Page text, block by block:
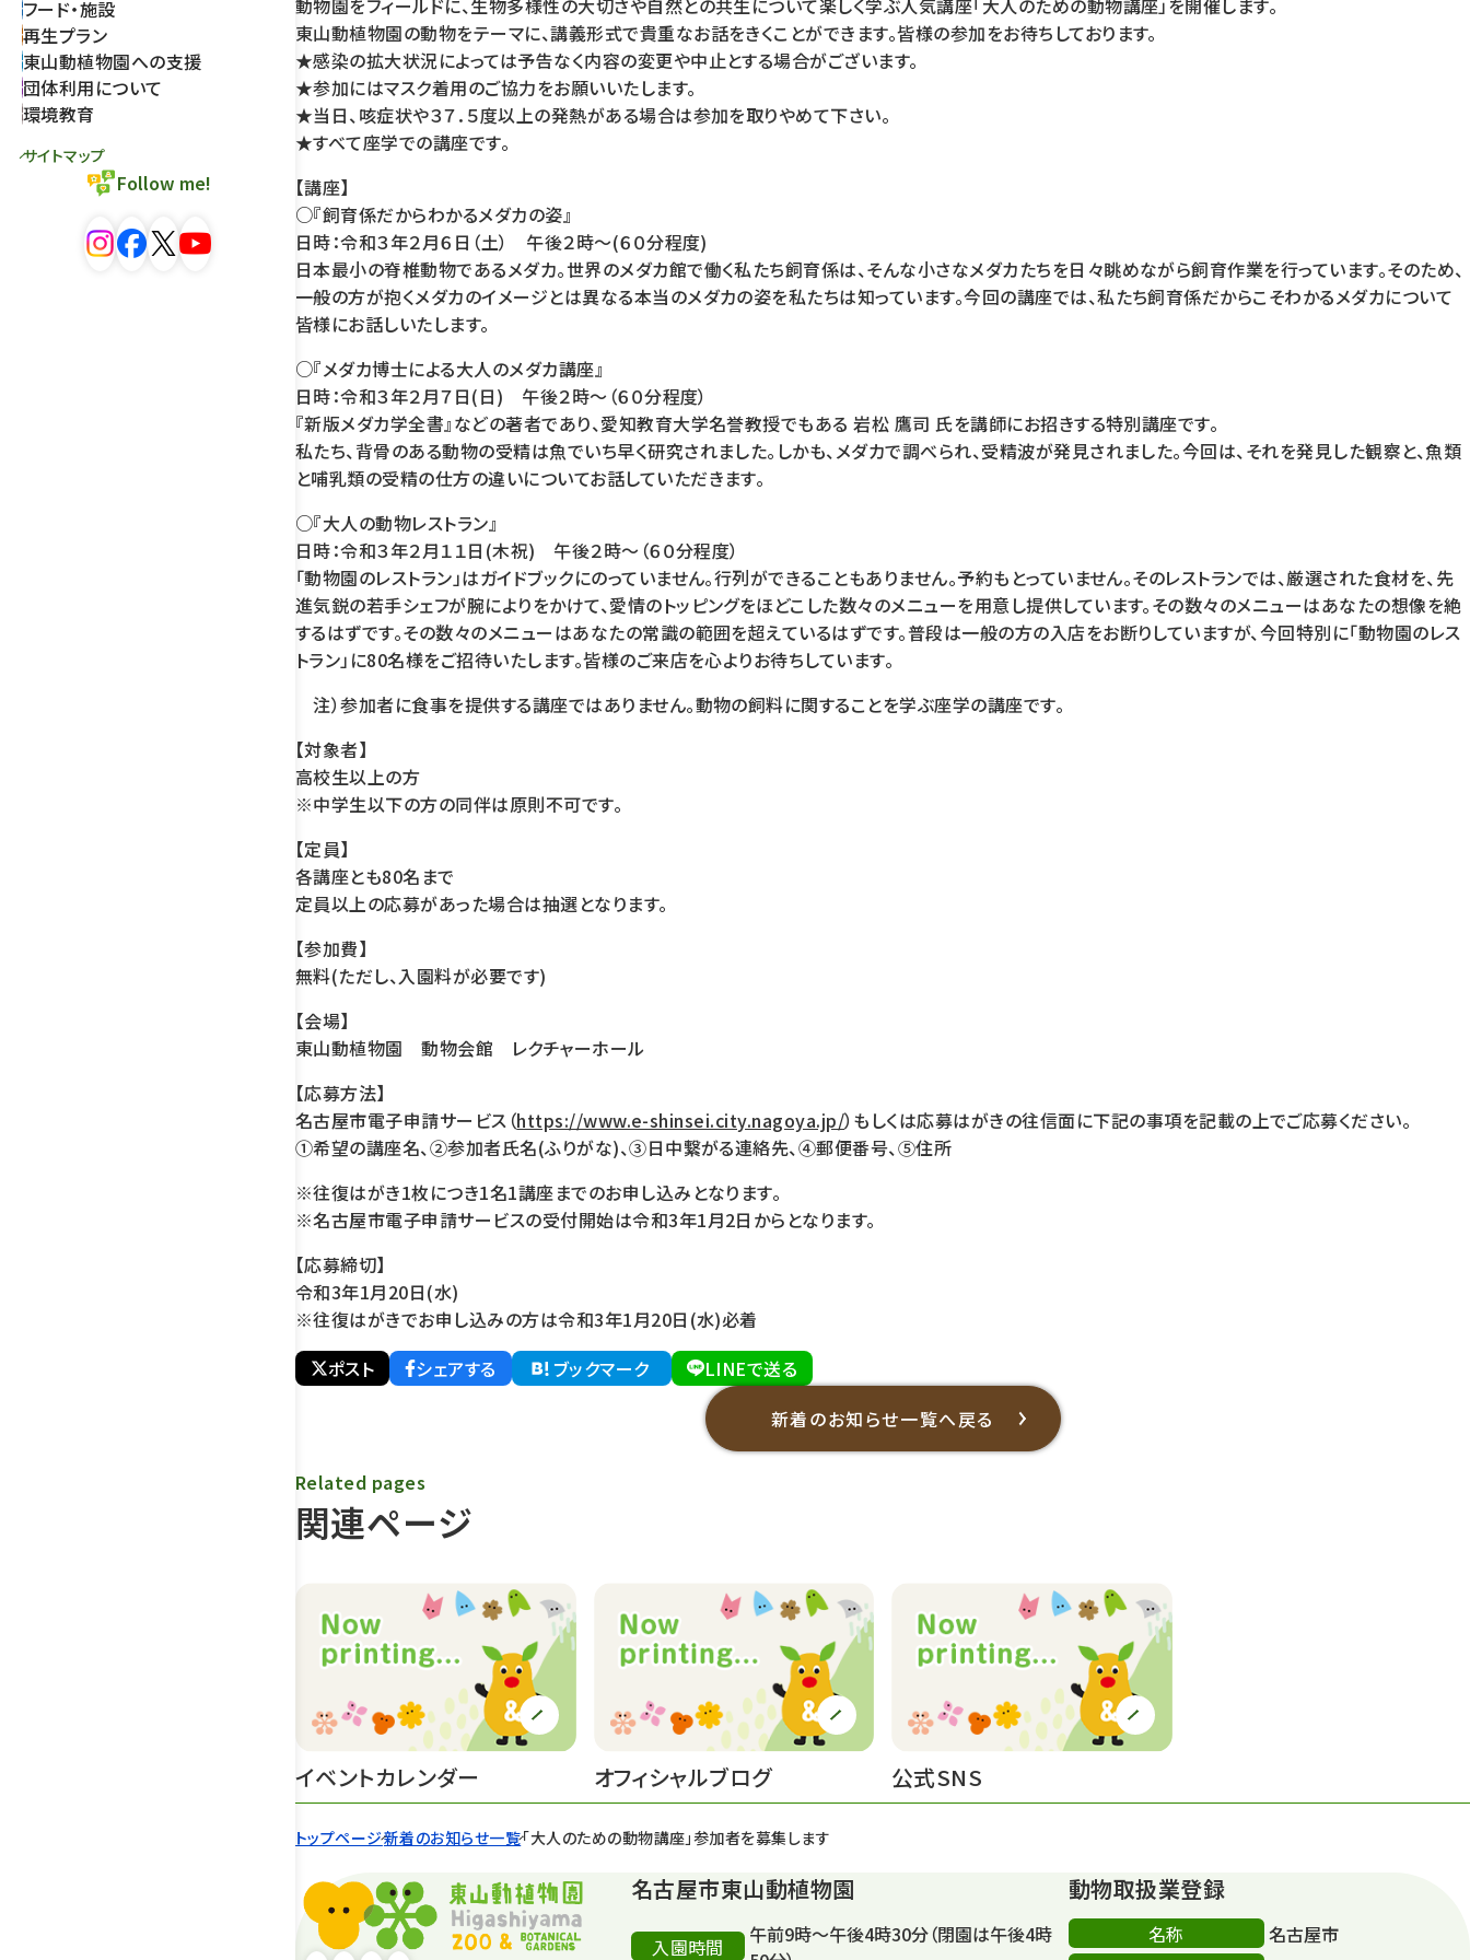
フード・施設
再生プラン
東山動植物園への支援
団体利用について
環境教育
サイトマップ
Follow me!
トップページ新着のお知らせ一覧「大人のための動物講座」参加者を募集します
動物園をフィールドに、生物多様性の大切さや自然との共生について楽しく学ぶ人気講座「大人のための動物講座」を開催します。
東山動植物園の動物をテーマに、講義形式で貴重なお話をきくことができます。皆様の参加をお待ちしております。
★感染の拡大状況によっては予告なく内容の変更や中止とする場合がございます。
★参加にはマスク着用のご協力をお願いいたします。
★当日、咳症状や３７．５度以上の発熱がある場合は参加を取りやめて下さい。
★すべて座学での講座です。
【講座】
○『飼育係だからわかるメダカの姿』
日時：令和３年２月６日（土） 午後２時～(６０分程度)
日本最小の脊椎動物であるメダカ。世界のメダカ館で働く私たち飼育係は、そんな小さなメダカたちを日々眺めながら飼育作業を行っています。そのため、
一般の方が抱くメダカのイメージとは異なる本当のメダカの姿を私たちは知っています。今回の講座では、私たち飼育係だからこそわかるメダカについて
皆様にお話しいたします。
○『メダカ博士による大人のメダカ講座』
日時：令和３年２月７日(日) 午後２時～（６０分程度）
『新版メダカ学全書』などの著者であり、愛知教育大学名誉教授でもある 岩松 鷹司 氏を講師にお招きする特別講座です。
私たち、背骨のある動物の受精は魚でいち早く研究されました。しかも、メダカで調べられ、受精波が発見されました。今回は、それを発見した観察と、魚類
と哺乳類の受精の仕方の違いについてお話していただきます。
○『大人の動物レストラン』
日時：令和３年２月１１日(木祝) 午後２時～（６０分程度）
「動物園のレストラン」はガイドブックにのっていません。行列ができることもありません。予約もとっていません。そのレストランでは、厳選された食材を、先
進気鋭の若手シェフが腕によりをかけて、愛情のトッピングをほどこした数々のメニューを用意し提供しています。その数々のメニューはあなたの想像を絶
するはずです。その数々のメニューはあなたの常識の範囲を超えているはずです。普段は一般の方の入店をお断りしていますが、今回特別に「動物園のレス
トラン」に80名様をご招待いたします。皆様のご来店を心よりお待ちしています。
注）参加者に食事を提供する講座ではありません。動物の飼料に関することを学ぶ座学の講座です。
【対象者】
高校生以上の方
※中学生以下の方の同伴は原則不可です。
【定員】
各講座とも80名まで
定員以上の応募があった場合は抽選となります。
【参加費】
無料(ただし、入園料が必要です)
【会場】
東山動植物園 動物会館 レクチャーホール
【応募方法】
名古屋市電子申請サービス（https://www.e-shinsei.city.nagoya.jp/）もしくは応募はがきの往信面に下記の事項を記載の上でご応募ください。
①希望の講座名、②参加者氏名(ふりがな)、③日中繋がる連絡先、④郵便番号、⑤住所
※往復はがき1枚につき1名1講座までのお申し込みとなります。
※名古屋市電子申請サービスの受付開始は令和3年1月2日からとなります。
【応募締切】
令和3年1月20日(水)
※往復はがきでお申し込みの方は令和3年1月20日(水)必着
ポスト
シェアする ブックマーク
LINEで送る
新着のお知らせ一覧へ戻る
関連ページ
Related pages
イベントカレンダー オフィシャルブログ 公式SNS
名古屋市東山動植物園
入園時間
午前9時～午後4時30分（閉園は午後4時
動物取扱業登録
名称
名古屋市